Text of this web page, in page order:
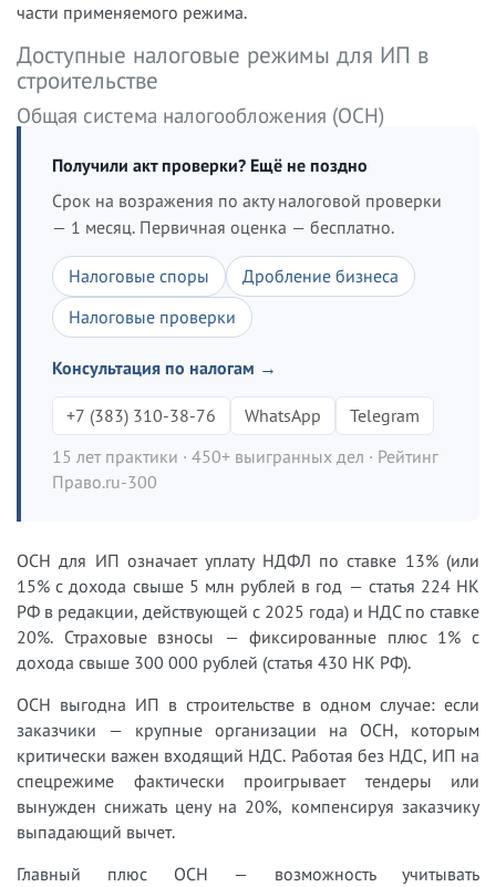
части применяемого режима.
Доступные налоговые режимы для ИП в
строительстве
Общая система налогообложения (ОСН)
Получили акт проверки? Ещё не поздно
Срок на возражения по акту налоговой проверки
— 1 месяц. Первичная оценка — бесплатно.
Налоговые споры
Дробление бизнеса
Налоговые проверки
Консультация по налогам →
+7 (383) 310-38-76 WhatsApp
Telegram
15 лет практики · 450+ выигранных дел · Рейтинг
Право.ru-300
ОСН для ИП означает уплату НДФЛ по ставке 13% (или
15% с дохода свыше 5 млн рублей в год — статья 224 НК
РФ в редакции, действующей с 2025 года) и НДС по ставке
20%. Страховые взносы — фиксированные плюс 1% с
дохода свыше 300 000 рублей (статья 430 НК РФ).
ОСН выгодна ИП в строительстве в одном случае: если
заказчики — крупные организации на ОСН, которым
критически важен входящий НДС. Работая без НДС, ИП на
спецрежиме фактически проигрывает тендеры или
вынужден снижать цену на 20%, компенсируя заказчику
выпадающий вычет.
Главный плюс ОСН — возможность учитывать